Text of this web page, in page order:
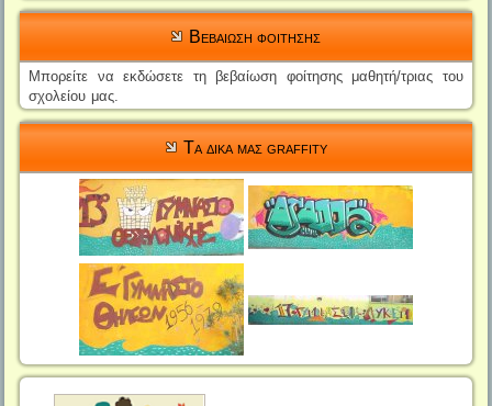
Βεβαιωση φοιτησης
Μπορείτε να εκδώσετε τη βεβαίωση φοίτησης μαθητή/τριας του
σχολείου μας.
Τα δικα μας graffity